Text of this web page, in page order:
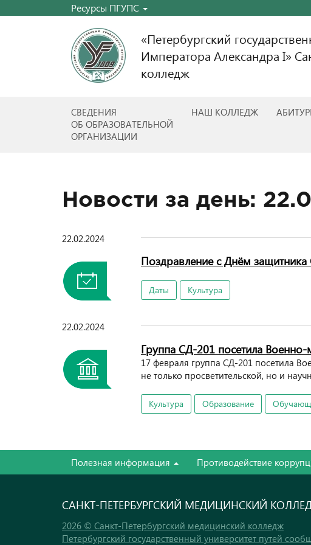
Ресурсы ПГУПС
«Петербургский
Императора Александра I»
колледж
СВЕДЕНИЯ
ОБ ОБРАЗОВАТЕЛЬНОЙ
ОРГАНИЗАЦИИ
НАШ КОЛЛЕДЖ
Новости за день:
22.02.2024
Поздравление с Днём защитника
Даты Культура
22.02.2024
Группа СД-201 посетила
17 февраля группа СД-201 посетила
не только просветительской, но и
Культура Образование
Полезная информация Противодействие
САНКТ-ПЕТЕРБУРГСКИЙ МЕДИЦИНСКИЙ
2026 © Санкт-Петербургский медицинский колледж
Петербургский государственный университет путей